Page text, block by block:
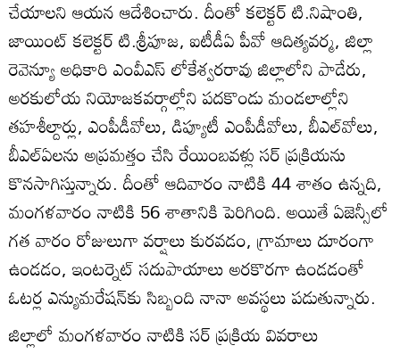
చేయాలని ఆయన ఆదేశించారు. దీంతో కలెక్టర్‌ టి.నిషాంతి,
జాయింట్‌ కలెక్టర్‌ టి.శ్రీపూజ, ఐటీడీఏ పీవో ఆదిత్యవర్మ, జిల్లా
రెవెన్యూ అధికారి ఎంవీఎస్‌ లోకేశ్వరరావు జిల్లాలోని పాడేరు,
అరకులోయ నియోజకవర్గాల్లోని పదకొండు మండలాల్లోని
తహశీల్దార్లు, ఎంపీడీవోలు, డిప్యూటీ ఎంపీడీవోలు, బీఎల్‌వోలు,
బీఎల్‌ఏలను అప్రమత్తం చేసి రేయింబవళ్లు సర్‌ ప్రక్రియను
కొనసాగిస్తున్నారు. దీంతో ఆదివారం నాటికి 44 శాతం ఉన్నది,
మంగళవారం నాటికి 56 శాతానికి పెరిగింది. అయితే ఏజెన్సీలో
గత వారం రోజులుగా వర్షాలు కురవడం, గ్రామాలు దూరంగా
ఉండడం, ఇంటర్నెట్‌ సదుపాయాలు అరకొరగా ఉండడంతో
ఓటర్ల ఎన్యుమరేషన్‌కు సిబ్బంది నానా అవస్థలు పడుతున్నారు.
జిల్లాలో మంగళవారం నాటికి సర్‌ ప్రక్రియ వివరాలు